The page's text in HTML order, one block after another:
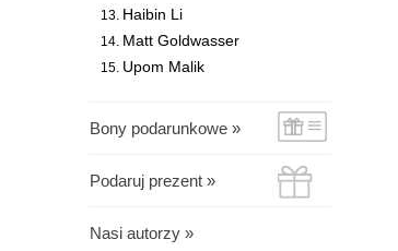
Haibin Li
Matt Goldwasser
Upom Malik
Bony podarunkowe »
Podaruj prezent »
Nasi autorzy »